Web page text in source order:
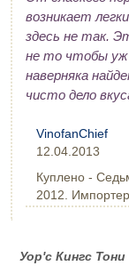
возникает
здесь не так.
не то чтобы уж
наверняка
чисто дело
VinofanChief
12.04.2013
Куплено -
2012.
Уор'с Кингс Тони